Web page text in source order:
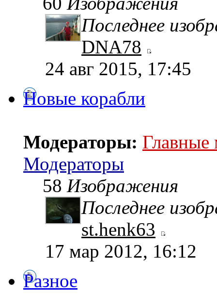
Последнее
DNA78
24 авг 2015, 17:45
Новые корабли
Модераторы: Главные
Модераторы
58 Изображения
Последнее
st.henk63
17 мар 2012, 16:12
Разное